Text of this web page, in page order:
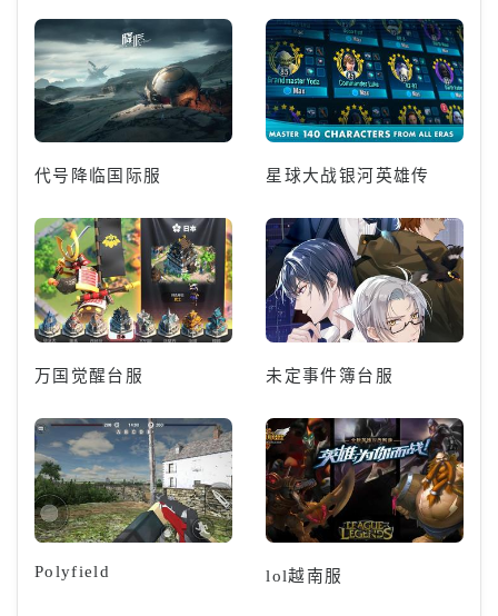
代号降临国际服 星球大战银河英雄传
万国觉醒台服 未定事件簿台服
Polyfield lol越南服